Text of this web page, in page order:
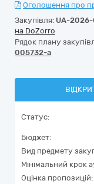
Оголошення про
Закупівля: UA-
на DoZorro
Рядок плану
005732-a
Статус:
Бюджет:
Вид предмету
Мінімальний крок
Оцінка пропозицій: